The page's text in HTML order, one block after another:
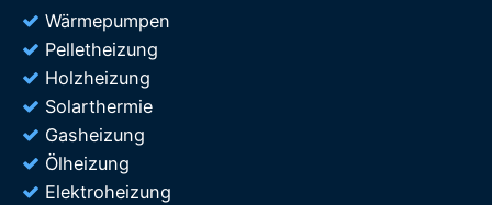
Wärmepumpen
Pelletheizung
Holzheizung
Solarthermie
Gasheizung
Ölheizung
Elektroheizung